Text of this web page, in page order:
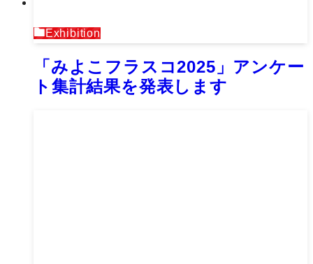
Exhibition
「みよこフラスコ2025」アンケー
ト集計結果を発表します